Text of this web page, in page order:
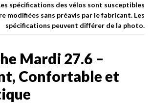
spécifications des vélos sont susceptibles
modifiées sans préavis par le fabricant. Les
spécifications peuvent différer de la photo.
Mardi 27.6 –
Confortable et